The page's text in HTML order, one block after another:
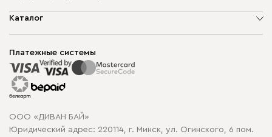
О компании
Способы оплаты
Рассрочка и кредит
Гарантия
Карта сайта
Политика конфиденциальности
Политика в отношении обработки cookie
Каталог
Корпусная мебель
Распродажа мебели
Платежные системы
ООО «ДИВАН БАЙ»
Юридический адрес: 220114, г. Минск, ул. Огинского, 6 пом.